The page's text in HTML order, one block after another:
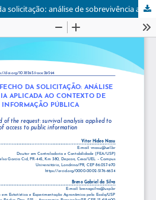
Da origem ao desfecho da solicitação: análise de sobrevivência aplicada ao contexto de acesso à informação pública